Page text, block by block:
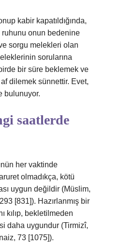
kabir kapatıldığında,
onun bedenine
sorgu melekleri olan
sorularına
bir süre beklemek ve
dilemek sünnettir. Evet,
bulunuyor.
saatlerde
her vaktinde
olmadıkça, kötü
uygun değildir (Müslim,
[831]). Hazırlanmış bir
kılıp, bekletilmeden
daha uygundur (Tirmizî,
73 [1075]).